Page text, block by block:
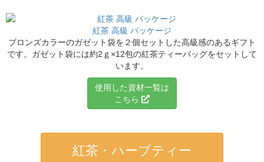
紅茶 高級 パッケージ
ブロンズカラーのガゼット袋を２個セットした高級感のあるギフト
です。ガゼット袋には約2ｇ×12包の紅茶ティーバッグをセットして
います。
使用した資材一覧は
こちら
紅茶・ハーブティー